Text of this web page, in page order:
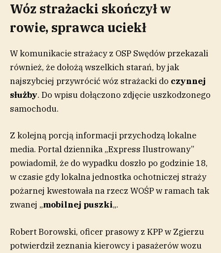
Wóz strażacki skończył w
rowie, sprawca uciekł
W komunikacie strażacy z OSP Swędów przekazali
również, że dołożą wszelkich starań, by jak
najszybciej przywrócić wóz strażacki do czynnej
służby. Do wpisu dołączono zdjęcie uszkodzonego
samochodu.
Z kolejną porcją informacji przychodzą lokalne
media. Portal dziennika „Express Ilustrowany”
powiadomił, że do wypadku doszło po godzinie 18,
w czasie gdy lokalna jednostka ochotniczej straży
pożarnej kwestowała na rzecz WOŚP w ramach tak
zwanej „mobilnej puszki„.
Robert Borowski, oficer prasowy z KPP w Zgierzu
potwierdził zeznania kierowcy i pasażerów wozu